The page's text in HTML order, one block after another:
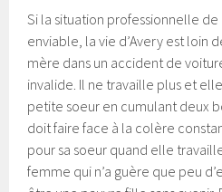
Si la situation professionnelle
enviable, la vie d’Avery est loin
mère dans un accident de
invalide. Il ne travaille plus et
petite soeur en cumulant deux
doit faire face à la colère
pour sa soeur quand elle
femme qui n’a guère que peu